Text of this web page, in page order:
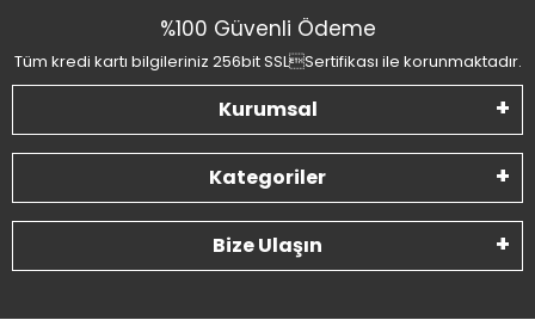
%100 Güvenli Ödeme
Tüm kredi kartı bilgileriniz 256bit SSLSertifikası ile korunmaktadır.
Kurumsal
Kategoriler
Bize Ulaşın